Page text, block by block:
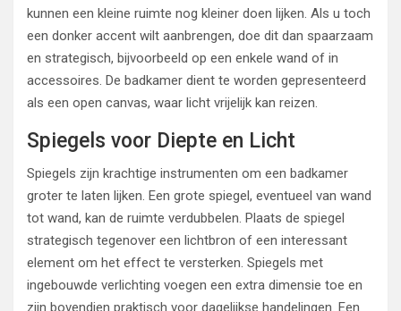
kunnen een kleine ruimte nog kleiner doen lijken. Als u toch
een donker accent wilt aanbrengen, doe dit dan spaarzaam
en strategisch, bijvoorbeeld op een enkele wand of in
accessoires. De badkamer dient te worden gepresenteerd
als een open canvas, waar licht vrijelijk kan reizen.
Spiegels voor Diepte en Licht
Spiegels zijn krachtige instrumenten om een badkamer
groter te laten lijken. Een grote spiegel, eventueel van wand
tot wand, kan de ruimte verdubbelen. Plaats de spiegel
strategisch tegenover een lichtbron of een interessant
element om het effect te versterken. Spiegels met
ingebouwde verlichting voegen een extra dimensie toe en
zijn bovendien praktisch voor dagelijkse handelingen. Een